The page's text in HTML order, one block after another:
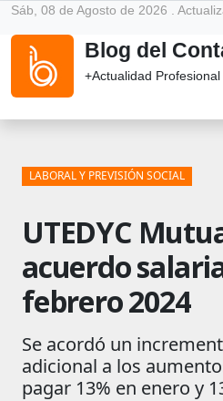
Sáb, 08 de Agosto de 2026 .
Blog del
+Actualidad Profesional
LABORAL Y PREVISIÓN SOCIAL
UTEDYC
acuerdo
febrero 2024
Se acordó un
adicional a los
pagar 13% en enero y